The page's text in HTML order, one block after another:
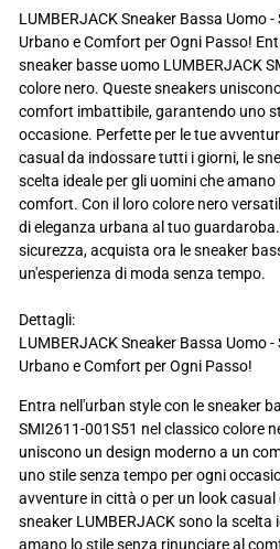
LUMBERJACK Sneaker Bassa Uomo
Urbano e Comfort per Ogni Passo!
sneaker basse uomo LUMBERJACK
colore nero. Queste sneakers
comfort imbattibile, garantendo uno
occasione. Perfette per le tue
casual da indossare tutti i giorni, le
scelta ideale per gli uomini che amano
comfort. Con il loro colore nero
di eleganza urbana al tuo
sicurezza, acquista ora le sneaker
un'esperienza di moda senza tempo.
Dettagli:
LUMBERJACK Sneaker Bassa Uomo
Urbano e Comfort per Ogni Passo!
Entra nell'urban style con le sneaker
SMI2611-001S51 nel classico colore
uniscono un design moderno a un
uno stile senza tempo per ogni
avventure in città o per un look
sneaker LUMBERJACK sono la scelta
amano lo stile senza rinunciare al